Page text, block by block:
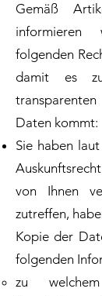
Gemäß
folgenden
damit es
Daten kommt:
Sie haben
von Ihnen
zutreffen,
Kopie der
folgenden
zu